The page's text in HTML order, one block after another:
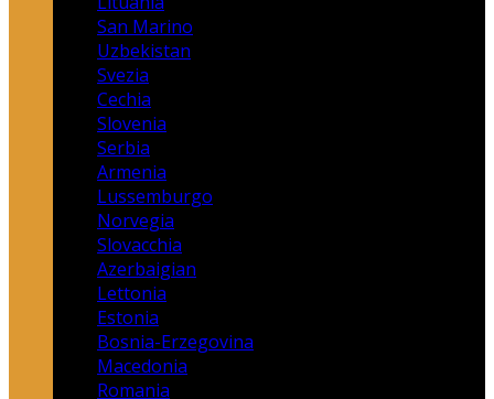
San Marino
Uzbekistan
Svezia
Cechia
Slovenia
Serbia
Armenia
Lussemburgo
Norvegia
Slovacchia
Azerbaigian
Lettonia
Estonia
Bosnia-Erzegovina
Macedonia
Romania